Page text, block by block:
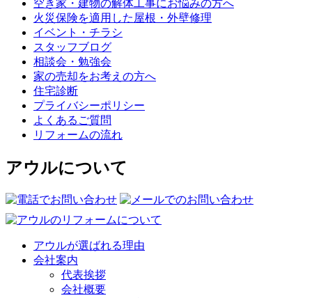
空き家・建物の解体工事にお悩みの方へ
火災保険を適用した屋根・外壁修理
イベント・チラシ
スタッフブログ
相談会・勉強会
家の売却をお考えの方へ
住宅診断
プライバシーポリシー
よくあるご質問
リフォームの流れ
アウルについて
アウルが選ばれる理由
会社案内
代表挨拶
会社概要